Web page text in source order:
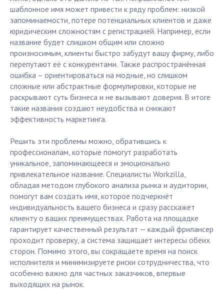
шаблонное имя может привести к ряду проблем: низкой
запоминаемости, потере потенциальных клиентов и даже
юридическим сложностям с регистрацией. Например, если
название будет слишком общим или сложно
произносимым, клиенты быстро забудут вашу фирму, либо
перепутают её с конкурентами. Также распространённая
ошибка – ориентироваться на модные, но слишком
сложные или абстрактные формулировки, которые не
раскрывают суть бизнеса и не вызывают доверия. В итоге
такие названия создают неудобства и снижают
эффективность маркетинга.
Решить эти проблемы можно, обратившись к
профессионалам, которые помогут разработать
уникальное, запоминающееся и эмоционально
привлекательное название. Специалисты Workzilla,
обладая методом глубокого анализа рынка и аудитории,
помогут вам создать имя, которое подчеркнёт
индивидуальность вашего бизнеса и сразу расскажет
клиенту о ваших преимуществах. Работа на площадке
гарантирует качественный результат — каждый фрилансер
проходит проверку, а система защищает интересы обеих
сторон. Помимо этого, вы сокращаете время на поиск
исполнителя и минимизируете риски сотрудничества, что
особенно важно для частных заказчиков, впервые
выходящих на рынок.